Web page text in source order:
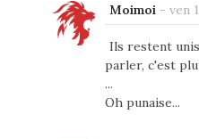
Moimoi - ven
Ils restent
parler, c'est
...
Oh punaise...